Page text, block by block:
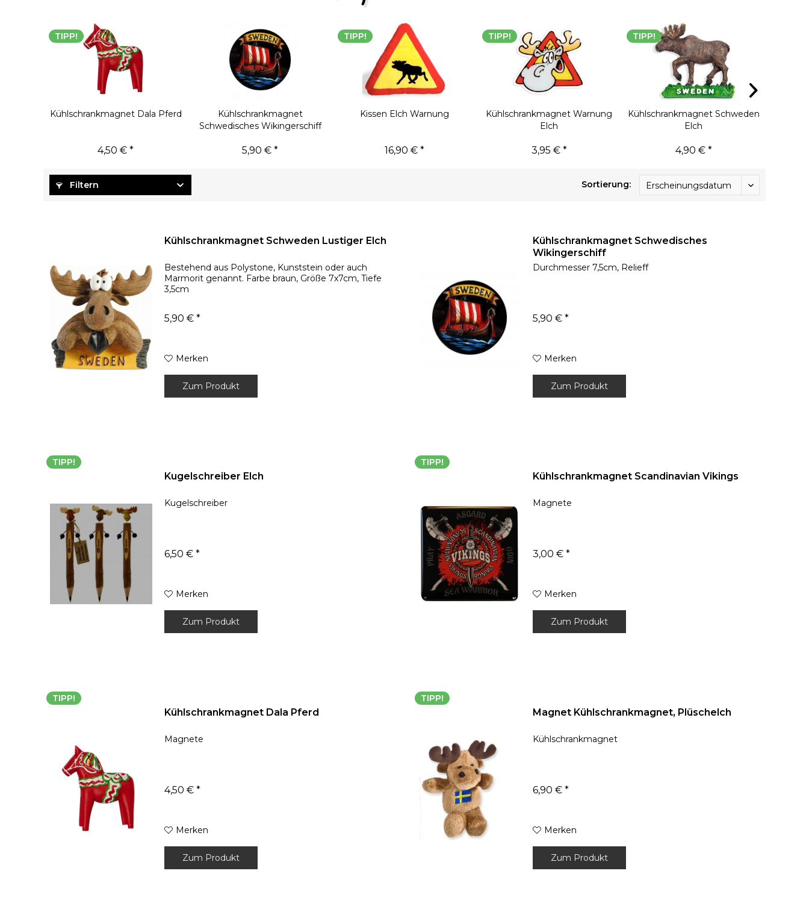
TIPP!
Kühlschrankmagnet Dala Pferd
4,50 € *
Kühlschrankmagnet
Schwedisches Wikingerschiff
5,90 € *
TIPP!
Kissen Elch Warnung
16,90 € *
TIPP!
Kühlschrankmagnet Warnung
Elch
3,95 € *
TIPP!
Kühlschrankmagnet Schweden
Elch
4,90 € *
Filtern Sortierung:
Kühlschrankmagnet Schweden Lustiger Elch
Bestehend aus Polystone, Kunststein oder auch
Marmorit genannt. Farbe braun, Größe 7x7cm, Tiefe
3,5cm
5,90 € *
Merken
Zum Produkt
Kühlschrankmagnet Schwedisches
Wikingerschiff
Durchmesser 7,5cm, Relieff
5,90 € *
Merken
Zum Produkt
TIPP!
Kugelschreiber Elch
Kugelschreiber
6,50 € *
Merken
Zum Produkt
TIPP!
Kühlschrankmagnet Scandinavian Vikings
Magnete
3,00 € *
Merken
Zum Produkt
TIPP!
Kühlschrankmagnet Dala Pferd
Magnete
4,50 € *
Merken
Zum Produkt
TIPP!
Magnet Kühlschrankmagnet, Plüschelch
Kühlschrankmagnet
6,90 € *
Merken
Zum Produkt